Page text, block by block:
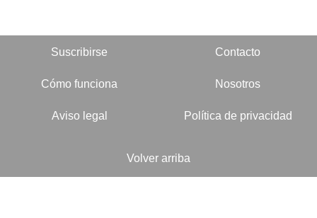
Suscribirse Contacto
Cómo funciona Nosotros
Aviso legal Política de privacidad
Volver arriba